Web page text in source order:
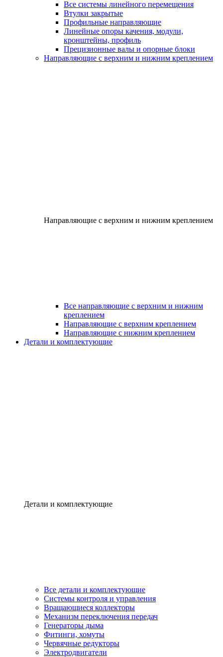
Все системы линейного перемещения
Втулки закрытые
Профильные направляющие
Линейные опоры качения, модули,
кронштейны, профиль
Прецизионные валы и опорные блоки
Направляющие с верхним и нижним креплением
Направляющие с верхним и нижним креплением
Все направляющие с верхним и нижним
креплением
Направляющие с верхним креплением
Направляющие с нижним креплением
Детали и комплектующие
Детали и комплектующие
Все детали и комплектующие
Системы контроля и управления
Вращающиеся коллекторы
Механизм переключения передач
Генераторы дыма
Фитинги, хомуты
Червячные редукторы
Электродвигатели